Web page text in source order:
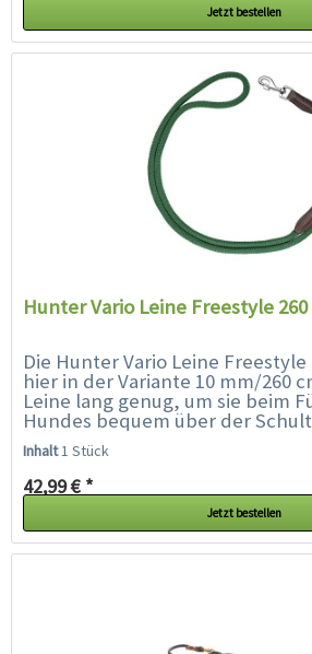
Jetzt bestellen
Hunter Vario Leine Freestyle
Die Hunter Vario Leine
hier in der Variante 10 mm/260
Leine lang genug, um sie beim
Hundes bequem über der
dass Ihre Hände frei sind. Die
Inhalt1 Stück
42,99 € *
Jetzt bestellen